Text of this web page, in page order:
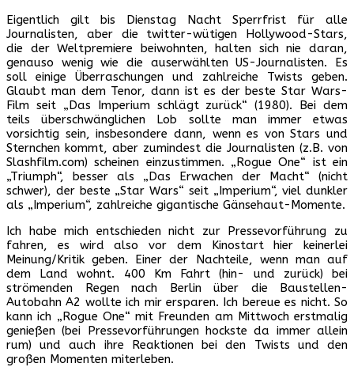
Eigentlich gilt bis Dienstag Nacht Sperrfrist für alle
Journalisten, aber die twitter-wütigen Hollywood-Stars,
die der Weltpremiere beiwohnten, halten sich nie daran,
genauso wenig wie die auserwählten US-Journalisten. Es
soll einige Überraschungen und zahlreiche Twists geben.
Glaubt man dem Tenor, dann ist es der beste Star Wars-
Film seit „Das Imperium schlägt zurück“ (1980). Bei dem
teils überschwänglichen Lob sollte man immer etwas
vorsichtig sein, insbesondere dann, wenn es von Stars und
Sternchen kommt, aber zumindest die Journalisten (z.B. von
Slashfilm.com) scheinen einzustimmen. „Rogue One“ ist ein
„Triumph“, besser als „Das Erwachen der Macht“ (nicht
schwer), der beste „Star Wars“ seit „Imperium“, viel dunkler
als „Imperium“, zahlreiche gigantische Gänsehaut-Momente.
Ich habe mich entschieden nicht zur Pressevorführung zu
fahren, es wird also vor dem Kinostart hier keinerlei
Meinung/Kritik geben. Einer der Nachteile, wenn man auf
dem Land wohnt. 400 Km Fahrt (hin- und zurück) bei
strömenden Regen nach Berlin über die Baustellen-
Autobahn A2 wollte ich mir ersparen. Ich bereue es nicht. So
kann ich „Rogue One“ mit Freunden am Mittwoch erstmalig
genießen (bei Pressevorführungen hockste da immer allein
rum) und auch ihre Reaktionen bei den Twists und den
großen Momenten miterleben.